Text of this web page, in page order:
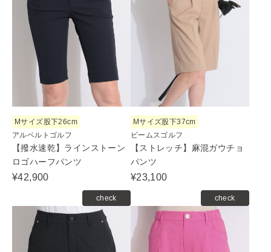
Mサイズ股下26cm
アルベルトゴルフ
【撥水速乾】ラインストーン
ロゴハーフパンツ
¥42,900
check
Mサイズ股下37cm
ビームスゴルフ
【ストレッチ】麻混ガウチョ
パンツ
¥23,100
check